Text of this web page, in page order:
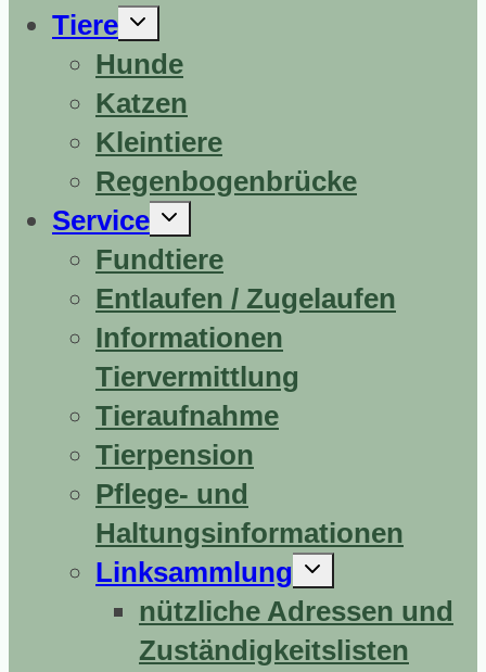
Tiere
Untermenü
Hunde
Katzen
Kleintiere
Regenbogenbrücke
Service
Untermenü
Fundtiere
Entlaufen / Zugelaufen
Informationen
Tiervermittlung
Tieraufnahme
Tierpension
Pflege- und
Haltungsinformationen
Linksammlung
Untermenü
nützliche Adressen und
Zuständigkeitslisten